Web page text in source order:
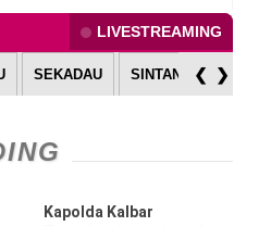
LIVESTREAMING
SEKADAU SINTANG MELAWI
❮ ❯
Kapolda Kalbar